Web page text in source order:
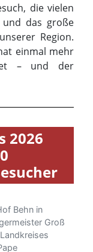
2026
Groß
Karl-
Behn, Volker
hat